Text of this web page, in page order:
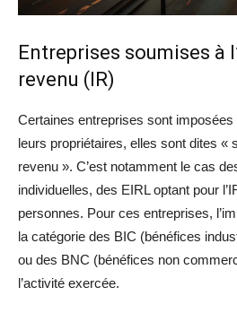
Entreprises soumises à
revenu (IR)
Certaines entreprises sont
leurs propriétaires, elles sont dites «
revenu ». C’est notamment le cas
individuelles, des EIRL optant pour
personnes. Pour ces entreprises,
la catégorie des BIC (bénéfices
ou des BNC (bénéfices non
l’activité exercée.